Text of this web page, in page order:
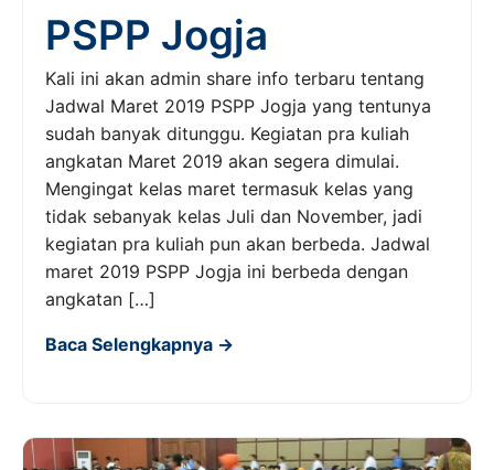
PSPP Jogja
Kali ini akan admin share info terbaru tentang
Jadwal Maret 2019 PSPP Jogja yang tentunya
sudah banyak ditunggu. Kegiatan pra kuliah
angkatan Maret 2019 akan segera dimulai.
Mengingat kelas maret termasuk kelas yang
tidak sebanyak kelas Juli dan November, jadi
kegiatan pra kuliah pun akan berbeda. Jadwal
maret 2019 PSPP Jogja ini berbeda dengan
angkatan […]
Baca Selengkapnya →